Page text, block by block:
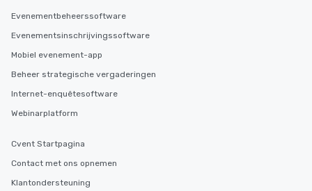
Evenementbeheerssoftware
Evenementsinschrijvingssoftware
Mobiel evenement-app
Beheer strategische vergaderingen
Internet-enquêtesoftware
Webinarplatform
Cvent Startpagina
Contact met ons opnemen
Klantondersteuning